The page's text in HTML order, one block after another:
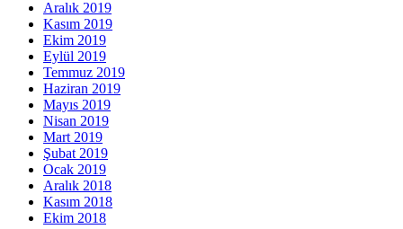
Aralık 2019
Kasım 2019
Ekim 2019
Eylül 2019
Temmuz 2019
Haziran 2019
Mayıs 2019
Nisan 2019
Mart 2019
Şubat 2019
Ocak 2019
Aralık 2018
Kasım 2018
Ekim 2018